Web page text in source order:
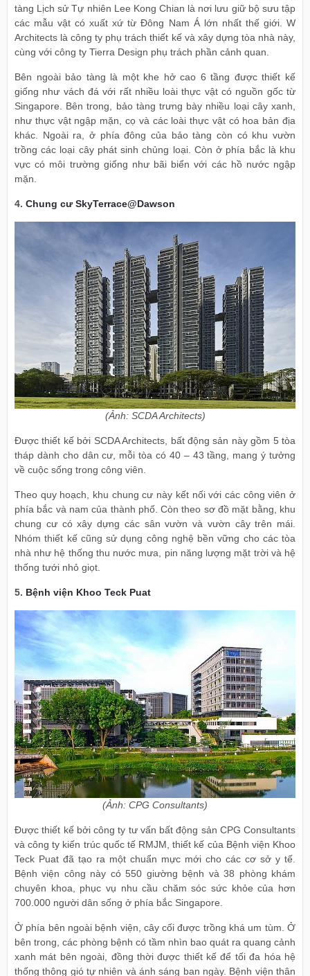
tàng Lịch sử Tự nhiên Lee Kong Chian là nơi lưu giữ bộ sưu tập
các mẫu vật có xuất xứ từ Đông Nam Á lớn nhất thế giới. W
Architects là công ty phụ trách thiết kế và xây dựng tòa nhà này,
cùng với công ty Tierra Design phụ trách phần cảnh quan.
Bên ngoài bảo tàng là một khe hở cao 6 tầng được thiết kế
giống như vách đá với rất nhiều loài thực vật có nguồn gốc từ
Singapore. Bên trong, bảo tàng trưng bày nhiều loại cây xanh,
như thực vật ngập mặn, cọ và các loài thực vật có hoa bản địa
khác. Ngoài ra, ở phía đông của bảo tàng còn có khu vườn
trồng các loại cây phát sinh chủng loại. Còn ở phía bắc là khu
vực có môi trường giống như bãi biển với các hồ nước ngập
mặn.
4. Chung cư SkyTerrace@Dawson
(Ảnh: SCDA Architects)
Được thiết kế bởi SCDA Architects, bất động sản này gồm 5 tòa
tháp dành cho dân cư, mỗi tòa có 40 – 43 tầng, mang ý tưởng
về cuộc sống trong công viên.
Theo quy hoạch, khu chung cư này kết nối với các công viên ở
phía bắc và nam của thành phố. Còn theo sơ đồ mặt bằng, khu
chung cư có xây dựng các sân vườn và vườn cây trên mái.
Nhóm thiết kế cũng sử dụng công nghệ bền vững cho các tòa
nhà như hệ thống thu nước mưa, pin năng lượng mặt trời và hệ
thống tưới nhỏ giọt.
5. Bệnh viện Khoo Teck Puat
(Ảnh: CPG Consultants)
Được thiết kế bởi công ty tư vấn bất động sản CPG Consultants
và công ty kiến trúc quốc tế RMJM, thiết kế của Bệnh viện Khoo
Teck Puat đã tạo ra một chuẩn mực mới cho các cơ sở y tế.
Bệnh viện công này có 550 giường bệnh và 38 phòng khám
chuyên khoa, phục vụ nhu cầu chăm sóc sức khỏe của hơn
700.000 người dân sống ở phía bắc Singapore.
Ở phía bên ngoài bệnh viện, cây cối được trồng khá um tùm. Ở
bên trong, các phòng bệnh có tầm nhìn bao quát ra quang cảnh
xanh mát bên ngoài, đồng thời được thiết kế để tối đa hóa hệ
thống thông gió tự nhiên và ánh sáng ban ngày. Bệnh viện thân